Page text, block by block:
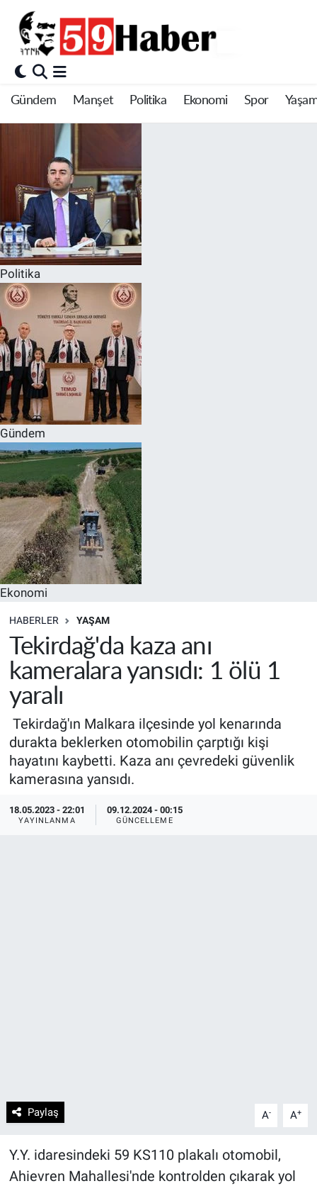
Gündem Manşet Politika Ekonomi Spor
Politika
Gündem
Ekonomi
HABERLER YAŞAM
Tekirdağ'da kaza anı
kameralara yansıdı: 1 ölü 1
yaralı
Tekirdağ'ın Malkara ilçesinde yol kenarında
durakta beklerken otomobilin çarptığı kişi
hayatını kaybetti. Kaza anı çevredeki güvenlik
kamerasına yansıdı.
18.05.2023 - 22:01
YAYINLANMA
09.12.2024 - 00:15
GÜNCELLEME
Paylaş A- A+
Y.Y. idaresindeki 59 KS110 plakalı otomobil,
Ahievren Mahallesi'nde kontrolden çıkarak yol